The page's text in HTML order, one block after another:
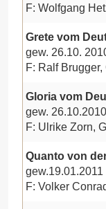
F: Wolfgang
Grete vom
gew. 26.10.
F: Ralf
Gloria vom
gew. 26.10.2010
F: Ulrike Zorn,
Quanto von
gew.19.01.2011
F: Volker